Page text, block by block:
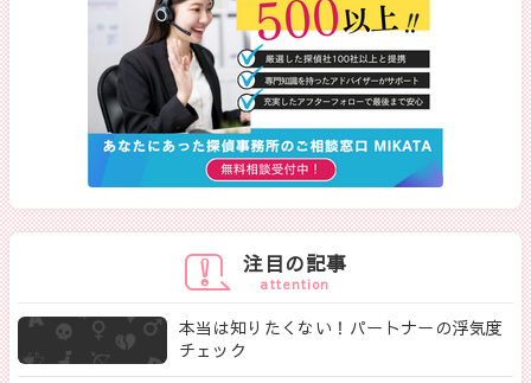
注目の記事
attention
本当は知りたくない！パートナーの浮気度
チェック